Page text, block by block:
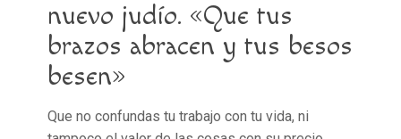
nuevo judío. «Que tus
brazos abracen y tus besos
besen»
Que no confundas tu trabajo con tu vida, ni